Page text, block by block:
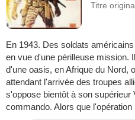
Titre
En 1943. Des soldats
en vue d'une périlleuse mission.
d'une oasis, en Afrique du Nord,
attendant l'arrivée des troupes
s'oppose bientôt à son supérieur
commando. Alors que l'opération